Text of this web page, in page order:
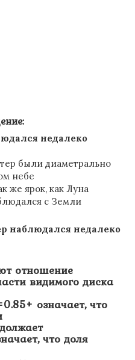
недалеко
были диаметрально
небе
же ярок, как Луна
с Земли
наблюдался недалеко
отношение
видимого диска
означает, что
что доля